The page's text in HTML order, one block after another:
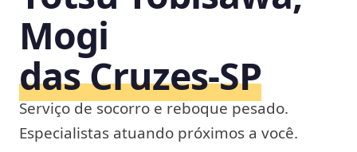
Mogi
das Cruzes‑SP
Serviço de socorro e reboque pesado.
Especialistas atuando próximos a você.